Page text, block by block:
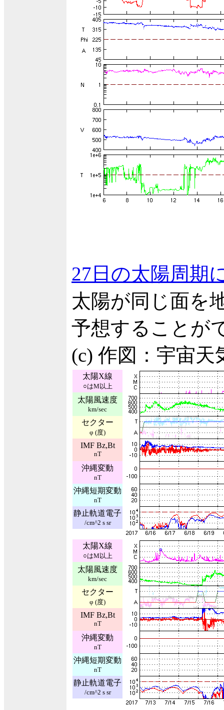
27日の太陽周期
太陽が同じ面を
予想することが
(c) 作図：宇宙天
太陽X線
○はM以上
太陽風速度
km/sec
セクター
φ (度)
IMF Bz,Bt
nT
沖縄変動
nT
沖縄短期変動
nT
静止軌道電子
/cm^2 s sr
太陽X線
○はM以上
太陽風速度
km/sec
セクター
φ (度)
IMF Bz,Bt
nT
沖縄変動
nT
沖縄短期変動
nT
静止軌道電子
/cm^2 s sr